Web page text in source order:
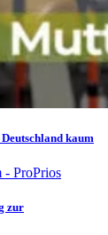
kaum
zur